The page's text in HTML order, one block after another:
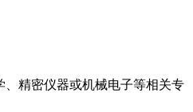
精密仪器或机械电子等相关专